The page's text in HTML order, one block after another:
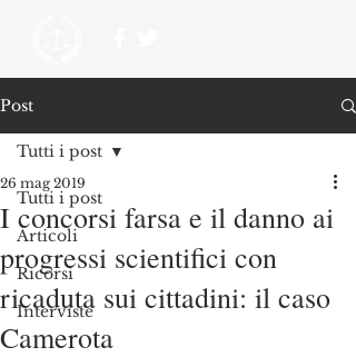
Post
Tutti i post
Articoli
Ricorsi
Interviste
Tutti i post
I concorsi farsa e il danno ai
progressi scientifici con
ricaduta sui cittadini: il caso
Camerota
26 mag 2019